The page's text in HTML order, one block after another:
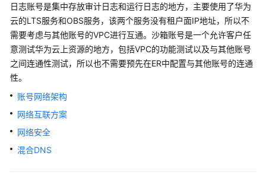
司
解
决
方
案
顶
象
务
日志账号是集中存放审计日志和运行日志的地方，主要使用了华为
云的LTS服务和OBS服务，该两个服务没有租户面IP地址，所以不
需要考虑与其他账号的VPC进行互通。沙箱账号是一个允许客户任
意测试华为云上资源的地方，包括VPC的功能测试以及与其他账号
之间连通性测试，所以也不需要预先在ER中配置与其他账号的连通
性。
账号网络架构
网络互联方案
网络安全
混合DNS